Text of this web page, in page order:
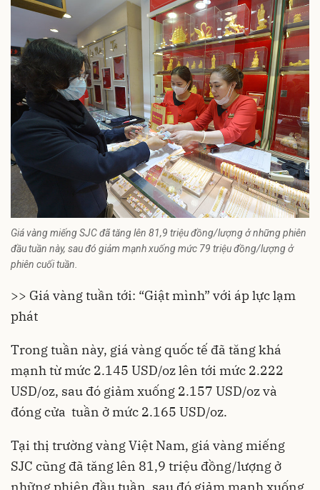
Giá vàng miếng SJC đã tăng lên 81,9 triệu đồng/lượng ở những phiên
đầu tuần này, sau đó giảm mạnh xuống mức 79 triệu đồng/lượng ở
phiên cuối tuần.
>> Giá vàng tuần tới: “Giật mình” với áp lực lạm
phát
Trong tuần này, giá vàng quốc tế đã tăng khá
mạnh từ mức 2.145 USD/oz lên tới mức 2.222
USD/oz, sau đó giảm xuống 2.157 USD/oz và
đóng cửa tuần ở mức 2.165 USD/oz.
Tại thị trường vàng Việt Nam, giá vàng miếng
SJC cũng đã tăng lên 81,9 triệu đồng/lượng ở
những phiên đầu tuần, sau đó giảm mạnh xuống